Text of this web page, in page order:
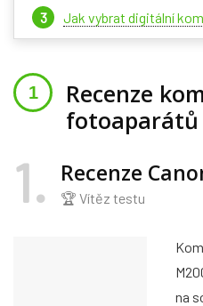
Jak vybrat digitální
Recenze
fotoaparátů
1 Recenze
🏆 Vítěz testu
na